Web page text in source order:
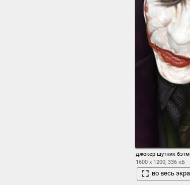
джокер шутник
1600 x 1200, 336 кБ
во весь